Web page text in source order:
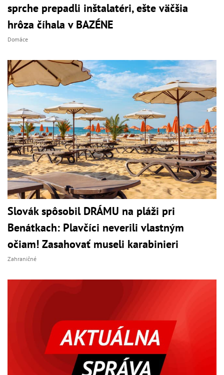
sprche prepadli inštalatéri, ešte väčšia
hrôza číhala v BAZÉNE
Domáce
Slovák spôsobil DRÁMU na pláži pri
Benátkach: Plavčíci neverili vlastným
očiam! Zasahovať museli karabinieri
Zahraničné